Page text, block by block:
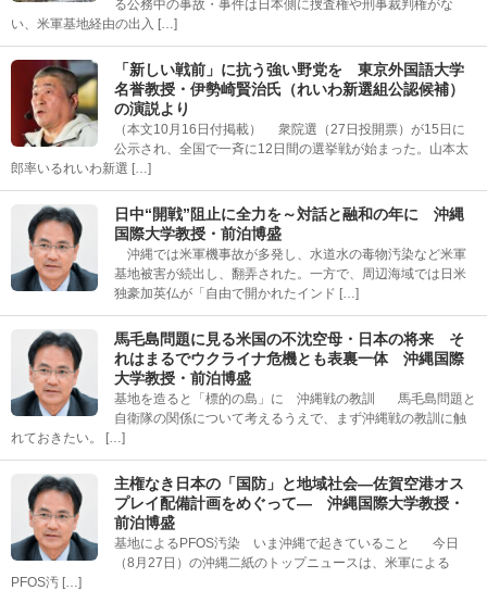
る公務中の事故・事件は日本側に捜査権や刑事裁判権がな
い、米軍基地経由の出入 […]
「新しい戦前」に抗う強い野党を 東京外国語大学
名誉教授・伊勢崎賢治氏（れいわ新選組公認候補）
の演説より
（本文10月16日付掲載） 衆院選（27日投開票）が15日に
公示され、全国で一斉に12日間の選挙戦が始まった。山本太
郎率いるれいわ新選 […]
日中“開戦”阻止に全力を～対話と融和の年に 沖縄
国際大学教授・前泊博盛
沖縄では米軍機事故が多発し、水道水の毒物汚染など米軍
基地被害が続出し、翻弄された。一方で、周辺海域では日米
独豪加英仏が「自由で開かれたインド […]
馬毛島問題に見る米国の不沈空母・日本の将来 そ
れはまるでウクライナ危機とも表裏一体 沖縄国際
大学教授・前泊博盛
基地を造ると「標的の島」に 沖縄戦の教訓 馬毛島問題と
自衛隊の関係について考えるうえで、まず沖縄戦の教訓に触
れておきたい。 […]
主権なき日本の「国防」と地域社会―佐賀空港オス
プレイ配備計画をめぐって― 沖縄国際大学教授・
前泊博盛
基地によるPFOS汚染 いま沖縄で起きていること 今日
（8月27日）の沖縄二紙のトップニュースは、米軍による
PFOS汚 […]